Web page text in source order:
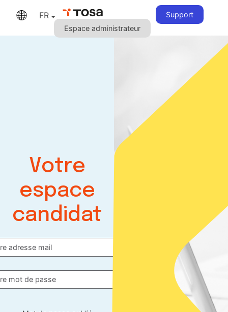
FR
Support
Espace administrateur
Votre
espace
candidat